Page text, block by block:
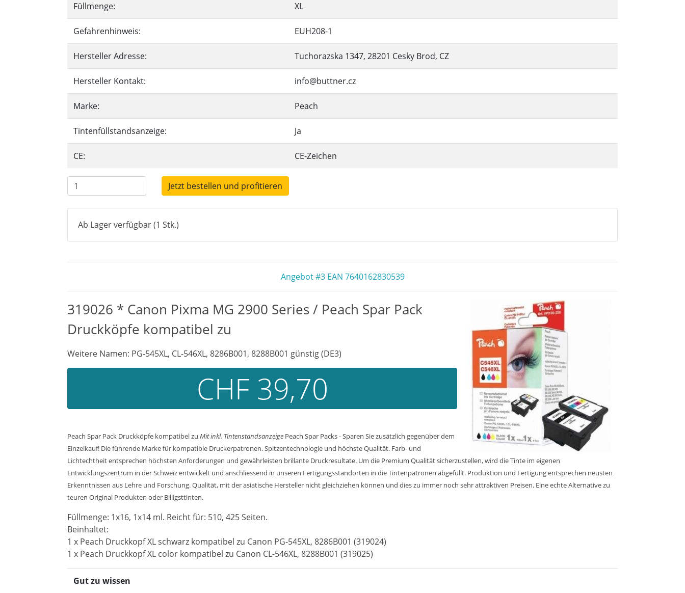
Füllmenge: XL
Gefahrenhinweis: EUH208-1
Hersteller Adresse: Tuchorazska 1347, 28201 Cesky Brod, CZ
Hersteller Kontakt: info@buttner.cz
Marke: Peach
Tintenfüllstandsanzeige: Ja
CE: CE-Zeichen
Jetzt bestellen und profitieren
Ab Lager verfügbar (1 Stk.)
Angebot #3 EAN 7640162830539
319026 * Canon Pixma MG 2900 Series / Peach Spar Pack
Druckköpfe kompatibel zu
Weitere Namen: PG-545XL, CL-546XL, 8286B001, 8288B001 günstig (DE3)
CHF 39,70
Peach Spar Pack Druckköpfe kompatibel zu Mit inkl. Tintenstandsanzeige Peach Spar Packs - Sparen Sie zusätzlich gegenüber dem
Einzelkauf! Die führende Marke für kompatible Druckerpatronen. Spitzentechnologie und höchste Qualität. Farb- und
Lichtechtheit entsprechen höchsten Anforderungen und gewährleisten brillante Druckresultate. Um die Premium Qualität sicherzustellen, wird die Tinte im eigenen
Entwicklungszentrum in der Schweiz entwickelt und anschliessend in unseren Fertigungsstandorten in die Tintenpatronen abgefüllt. Produktion und Fertigung entsprechen neusten
Erkenntnissen aus Lehre und Forschung. Qualität, mit der asiatische Hersteller nicht gleichziehen können und dies zu immer noch sehr attraktiven Preisen. Eine echte Alternative zu
teuren Original Produkten oder Billigsttinten.
Füllmenge: 1x16, 1x14 ml. Reicht für: 510, 425 Seiten.
Beinhaltet:
1 x Peach Druckkopf XL schwarz kompatibel zu Canon PG-545XL, 8286B001 (319024)
1 x Peach Druckkopf XL color kompatibel zu Canon CL-546XL, 8288B001 (319025)
Gut zu wissen